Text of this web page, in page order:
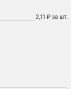
2,11 ₽ за шт.